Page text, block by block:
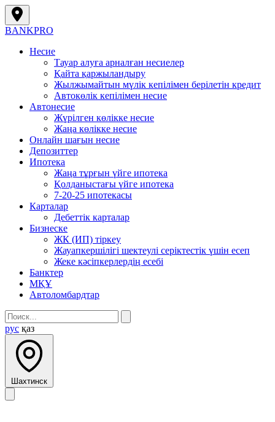
BANKPRO
Несие
Тауар алуға арналған несиелер
Қайта қаржыландыру
Жылжымайтын мүлік кепілімен берілетін кредит
Автокөлік кепілімен несие
Автонесие
Жүрілген көлікке несие
Жаңа көлікке несие
Онлайн шағын несие
Депозиттер
Ипотека
Жаңа тұрғын үйге ипотека
Қолданыстағы үйге ипотека
7-20-25 ипотекасы
Карталар
Дебеттік карталар
Бизнеске
ЖК (ИП) тіркеу
Жауапкершілігі шектеулі серіктестік үшін есеп
Жеке кәсіпкерлердің есебі
Банктер
МҚҰ
Автоломбардтар
рус қаз
Шахтинск